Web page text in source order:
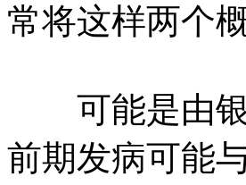
常将这样两个
可能是由银
前期发病可能